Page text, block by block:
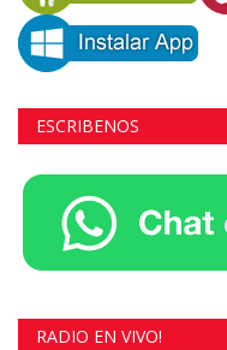
ESCRIBENOS
RADIO EN VIVO!